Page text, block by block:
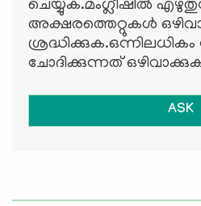
ചെയ്യുക.മംഗ്ലീഷില്‍
അക്ഷരത്തെറ്റുകള്‍
ശ്രദ്ധിക്കുക.ഒന്നിലധികം
ചോദിക്കുന്നത്
ASK